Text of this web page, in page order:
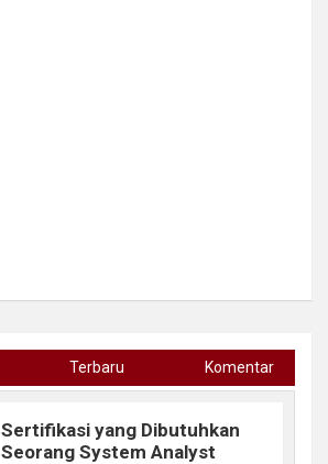
Terbaru Komentar
Sertifikasi yang Dibutuhkan
Seorang System Analyst